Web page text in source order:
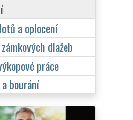
a oplocení
dlažeb
práce
bourání